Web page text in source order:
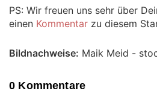
PS: Wir freuen uns sehr über
einen Kommentar zu diesem
Bildnachweise: Maik Meid -
0 Kommentare